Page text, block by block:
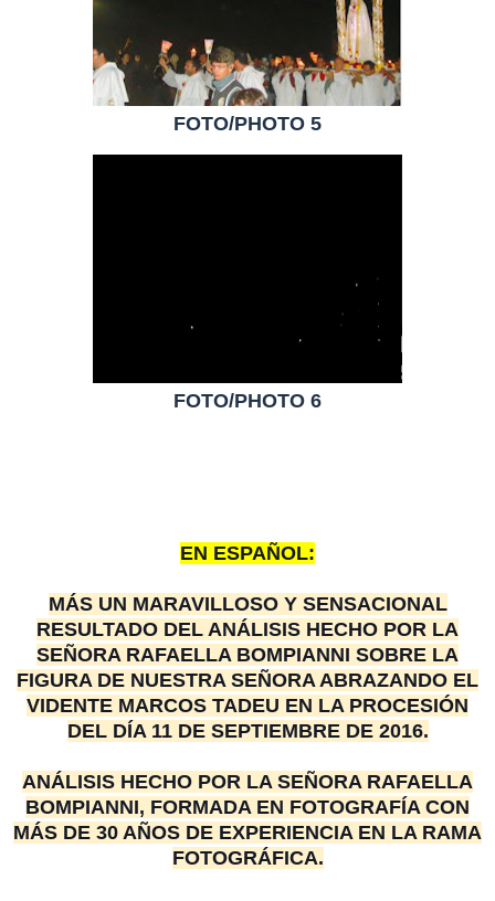
FOTO/PHOTO 5
FOTO/PHOTO 6
EN ESPAÑOL:
MÁS UN MARAVILLOSO Y SENSACIONAL
RESULTADO DEL ANÁLISIS HECHO POR LA
SEÑORA RAFAELLA BOMPIANNI SOBRE LA
FIGURA DE NUESTRA SEÑORA ABRAZANDO EL
VIDENTE MARCOS TADEU EN LA PROCESIÓN
DEL DÍA 11 DE SEPTIEMBRE DE 2016.
ANÁLISIS HECHO POR LA SEÑORA RAFAELLA
BOMPIANNI, FORMADA EN FOTOGRAFÍA CON
MÁS DE 30 AÑOS DE EXPERIENCIA EN LA RAMA
FOTOGRÁFICA.